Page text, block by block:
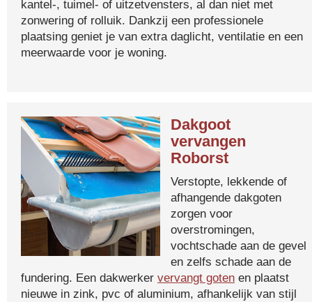
kantel-, tuimel- of uitzetvensters, al dan niet met
zonwering of rolluik. Dankzij een professionele
plaatsing geniet je van extra daglicht, ventilatie en een
meerwaarde voor je woning.
Dakgoot
vervangen
Roborst
Verstopte, lekkende of
afhangende dakgoten
zorgen voor
overstromingen,
vochtschade aan de gevel
en zelfs schade aan de
fundering. Een dakwerker vervangt goten en plaatst
nieuwe in zink, pvc of aluminium, afhankelijk van stijl